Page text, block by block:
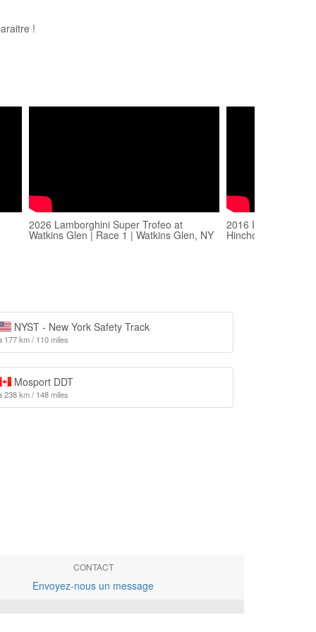
!
2026 Lamborghini Super Trofeo at
Watkins Glen | Race 1 | Watkins Glen, NY
2016 INDYCAR
Hinchcliffe at
NYST - New York Safety Track
177 km / 110 miles
Mosport DDT
238 km / 148 miles
CONTACT
Envoyez-nous un message